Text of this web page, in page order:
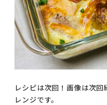
レシピは次回！画像は次
レンジです。